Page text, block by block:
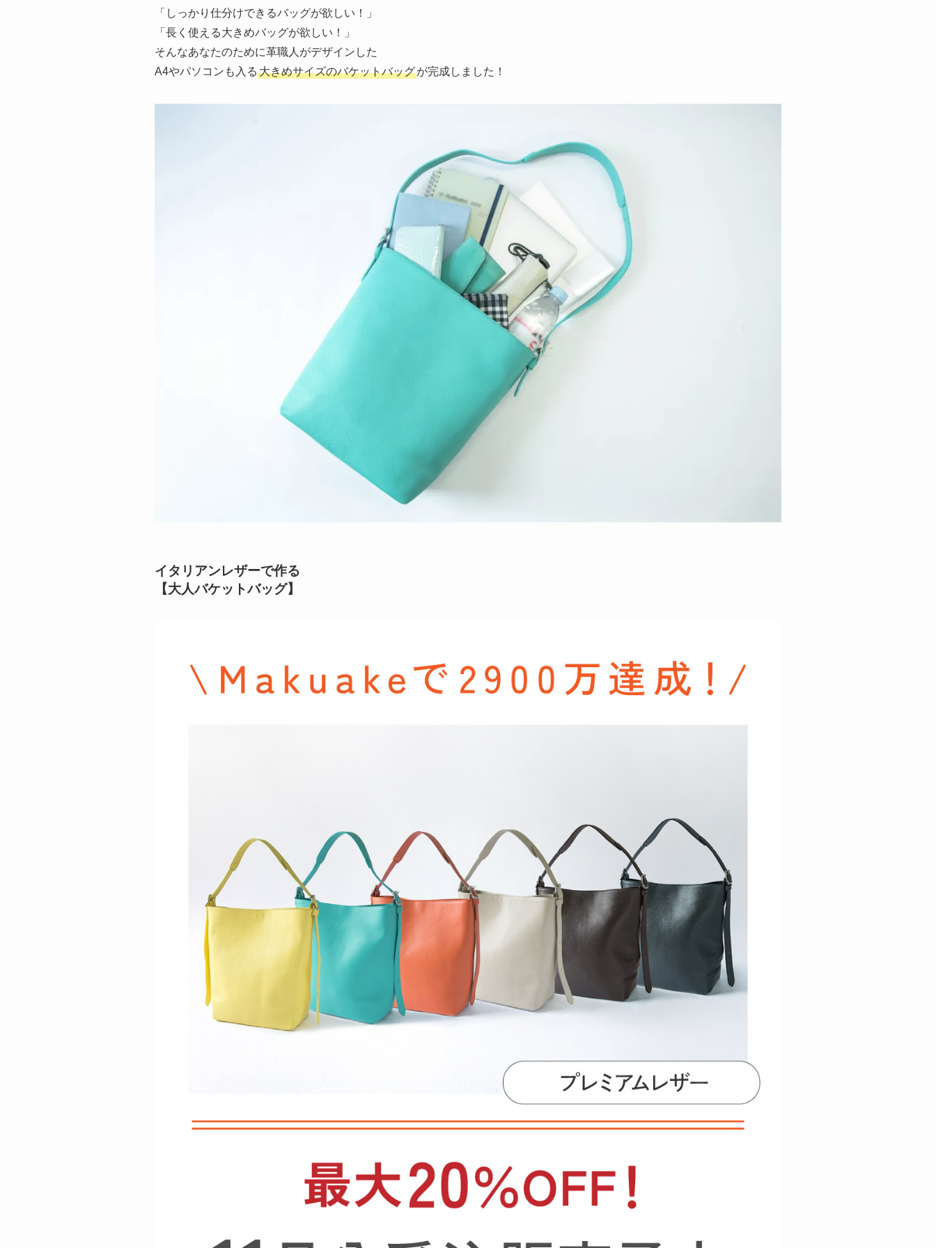
「しっかり仕分けできるバッグが欲しい！」
「長く使える大きめバッグが欲しい！」
そんなあなたのために革職人がデザインした
A4やパソコンも入る 大きめサイズのバケットバッグが完成しました！
イタリアンレザーで作る
【大人バケットバッグ】